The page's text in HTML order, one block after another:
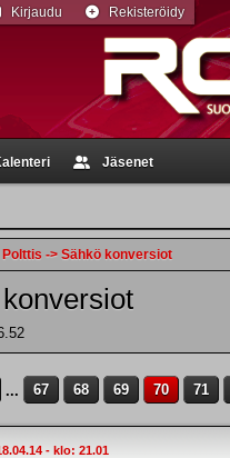
Jäsenet
Kirjaudu Rekisteröidy
Polttis -> Sähkö konversiot
... 67 68 69 70 71
- klo: 21.01